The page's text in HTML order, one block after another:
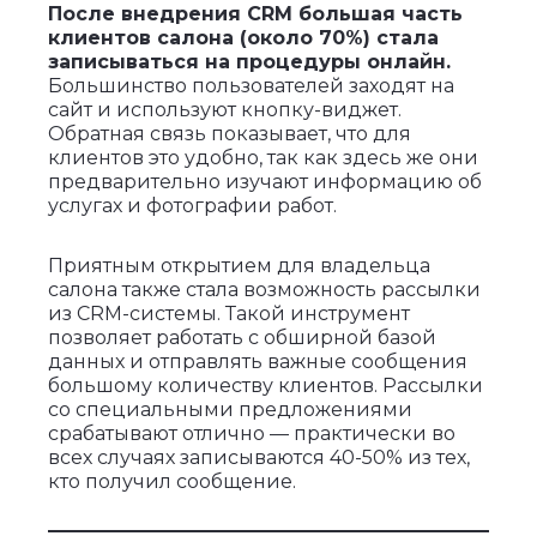
После внедрения CRM большая часть
клиентов салона (около 70%) стала
записываться на процедуры онлайн.
Большинство пользователей заходят на
сайт и используют кнопку-виджет.
Обратная связь показывает, что для
клиентов это удобно, так как здесь же они
предварительно изучают информацию об
услугах и фотографии работ.
Приятным открытием для владельца
салона также стала возможность рассылки
из CRM-системы. Такой инструмент
позволяет работать с обширной базой
данных и отправлять важные сообщения
большому количеству клиентов. Рассылки
со специальными предложениями
срабатывают отлично — практически во
всех случаях записываются 40-50% из тех,
кто получил сообщение.